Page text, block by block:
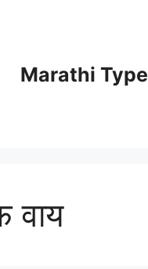
Marathi Type
वाय